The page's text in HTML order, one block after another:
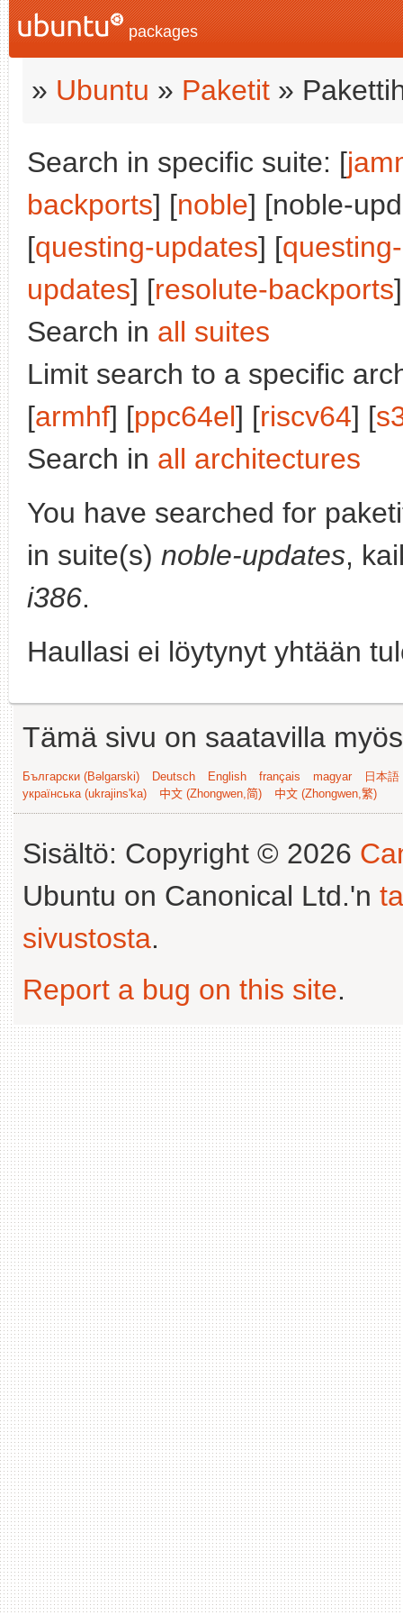
packages
» Ubuntu » Paketit »
Search in specific suite: [
backports] [noble] [noble-
[questing-updates] [
updates] [resolute-backports
Search in all suites
Limit search to a specific
[armhf] [ppc64el] [riscv64] [
Search in all architectures
You have searched for
in suite(s) noble-updates,
i386.
Haullasi ei löytynyt yhtään
Tämä sivu on saatavilla
Български (Bəlgarski) Deutsch English français magyar
日本
українська (ukrajins'ka)
中文 (Zhongwen,简) 中文 (Zhongwen,繁)
Sisältö: Copyright © 2026
Ubuntu on Canonical Ltd.'n
sivustosta.
Report a bug on this site.